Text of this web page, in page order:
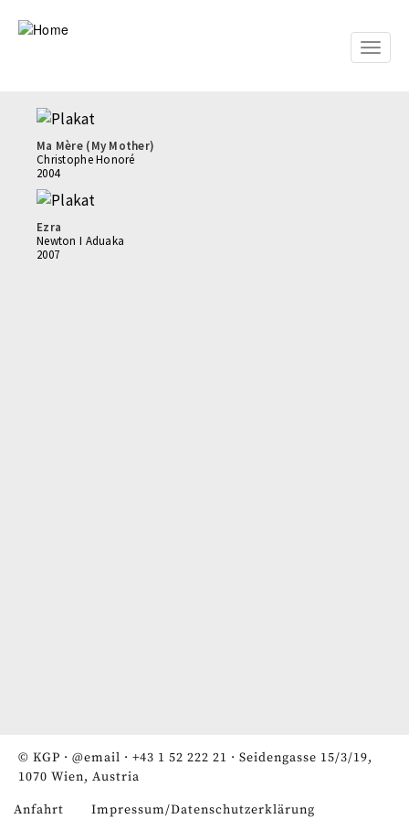
Toggle
Ma Mère (My Mother)
Christophe Honoré
2004
Ezra
Newton I Aduaka
2007
© KGP · @email · +43 1 52 222 21 · Seidengasse 15/3/19,
1070 Wien, Austria
Anfahrt Impressum/Datenschutzerklärung